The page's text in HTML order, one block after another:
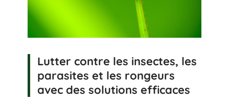
Lutter contre les insectes, les
parasites et les rongeurs
avec des solutions efficaces